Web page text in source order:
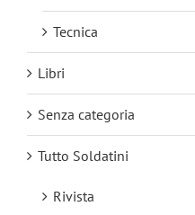
Tecnica
Libri
Senza categoria
Tutto Soldatini
Rivista